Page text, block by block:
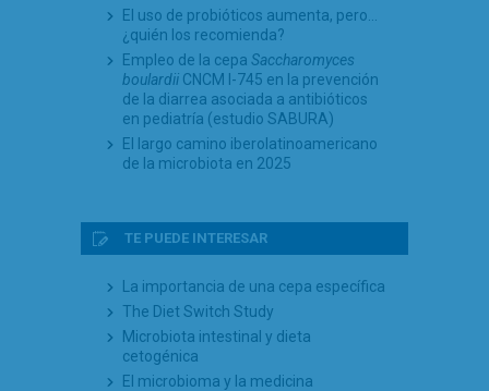
El uso de probióticos aumenta, pero…
¿quién los recomienda?
Empleo de la cepa Saccharomyces
boulardii CNCM I-745 en la prevención
de la diarrea asociada a antibióticos
en pediatría (estudio SABURA)
El largo camino iberolatinoamericano
de la microbiota en 2025
TE PUEDE INTERESAR
La importancia de una cepa específica
The Diet Switch Study
Microbiota intestinal y dieta
cetogénica
El microbioma y la medicina